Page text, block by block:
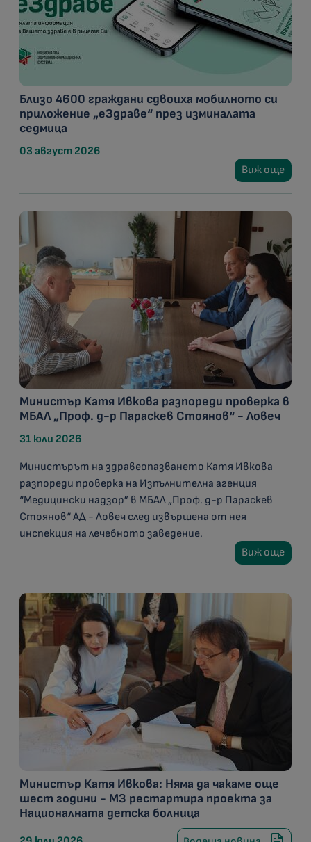
Близо 4600 граждани сдвоиха мобилното си
приложение „еЗдраве“ през изминалата
седмица
03 август 2026
Виж още
Министър Катя Ивкова разпореди проверка в
МБАЛ „Проф. д-р Параскев Стоянов“ - Ловеч
31 юли 2026
Министърът на здравеопазването Катя Ивкова
разпореди проверка на Изпълнителна агенция
“Медицински надзор” в МБАЛ „Проф. д-р Параскев
Стоянов“ АД - Ловеч след извършена от нея
инспекция на лечебното заведение.
Виж още
Министър Катя Ивкова: Няма да чакаме още
шест години - МЗ рестартира проекта за
Националната детска болница